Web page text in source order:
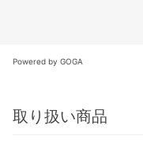
Powered by GOGA
取り扱い商品